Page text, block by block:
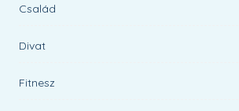
Család
Divat
Fitnesz